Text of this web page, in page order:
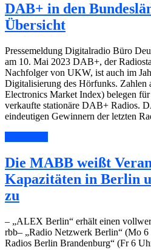
DAB+ in den
Übersicht
Pressemeldung Digitalradio Büro
am 10. Mai 2023 DAB+, der
Nachfolger von UKW, ist auch im
Digitalisierung des Hörfunks.
Electronics Market Index) belegen
verkaufte stationäre DAB+ Radios.
eindeutigen Gewinnern der letzten
Die MABB weißt
Kapazitäten in Berlin
zu
– „ALEX Berlin“ erhält einen
rbb– „Radio Netzwerk Berlin“ (Mo
Radios Berlin Brandenburg“ (Fr 6